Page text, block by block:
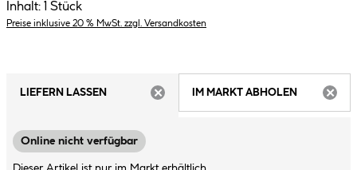
Inhalt: 1 Stück
Preise inklusive 20 % MwSt. zzgl. Versandkosten
LIEFERN LASSEN
IM MARKT ABHOLEN
Online nicht verfügbar